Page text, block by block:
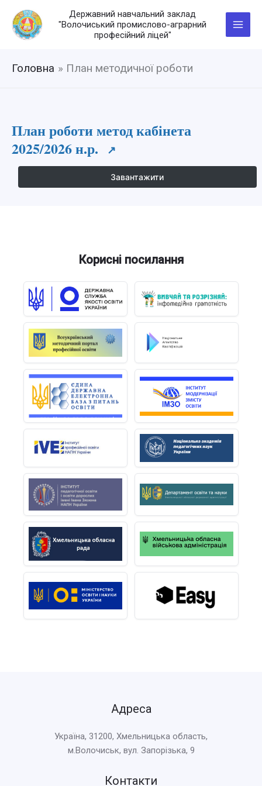
вмісту
Державний навчальний заклад
"Волочиський промислово-аграрний
професійний ліцей"
Головна План методичної роботи
План роботи метод кабінета
2025/2026 н.р.
Завантажити
Корисні посилання
Адреса
Україна, 31200, Хмельницька область,
м.Волочиськ, вул. Запорізька, 9
Контакти